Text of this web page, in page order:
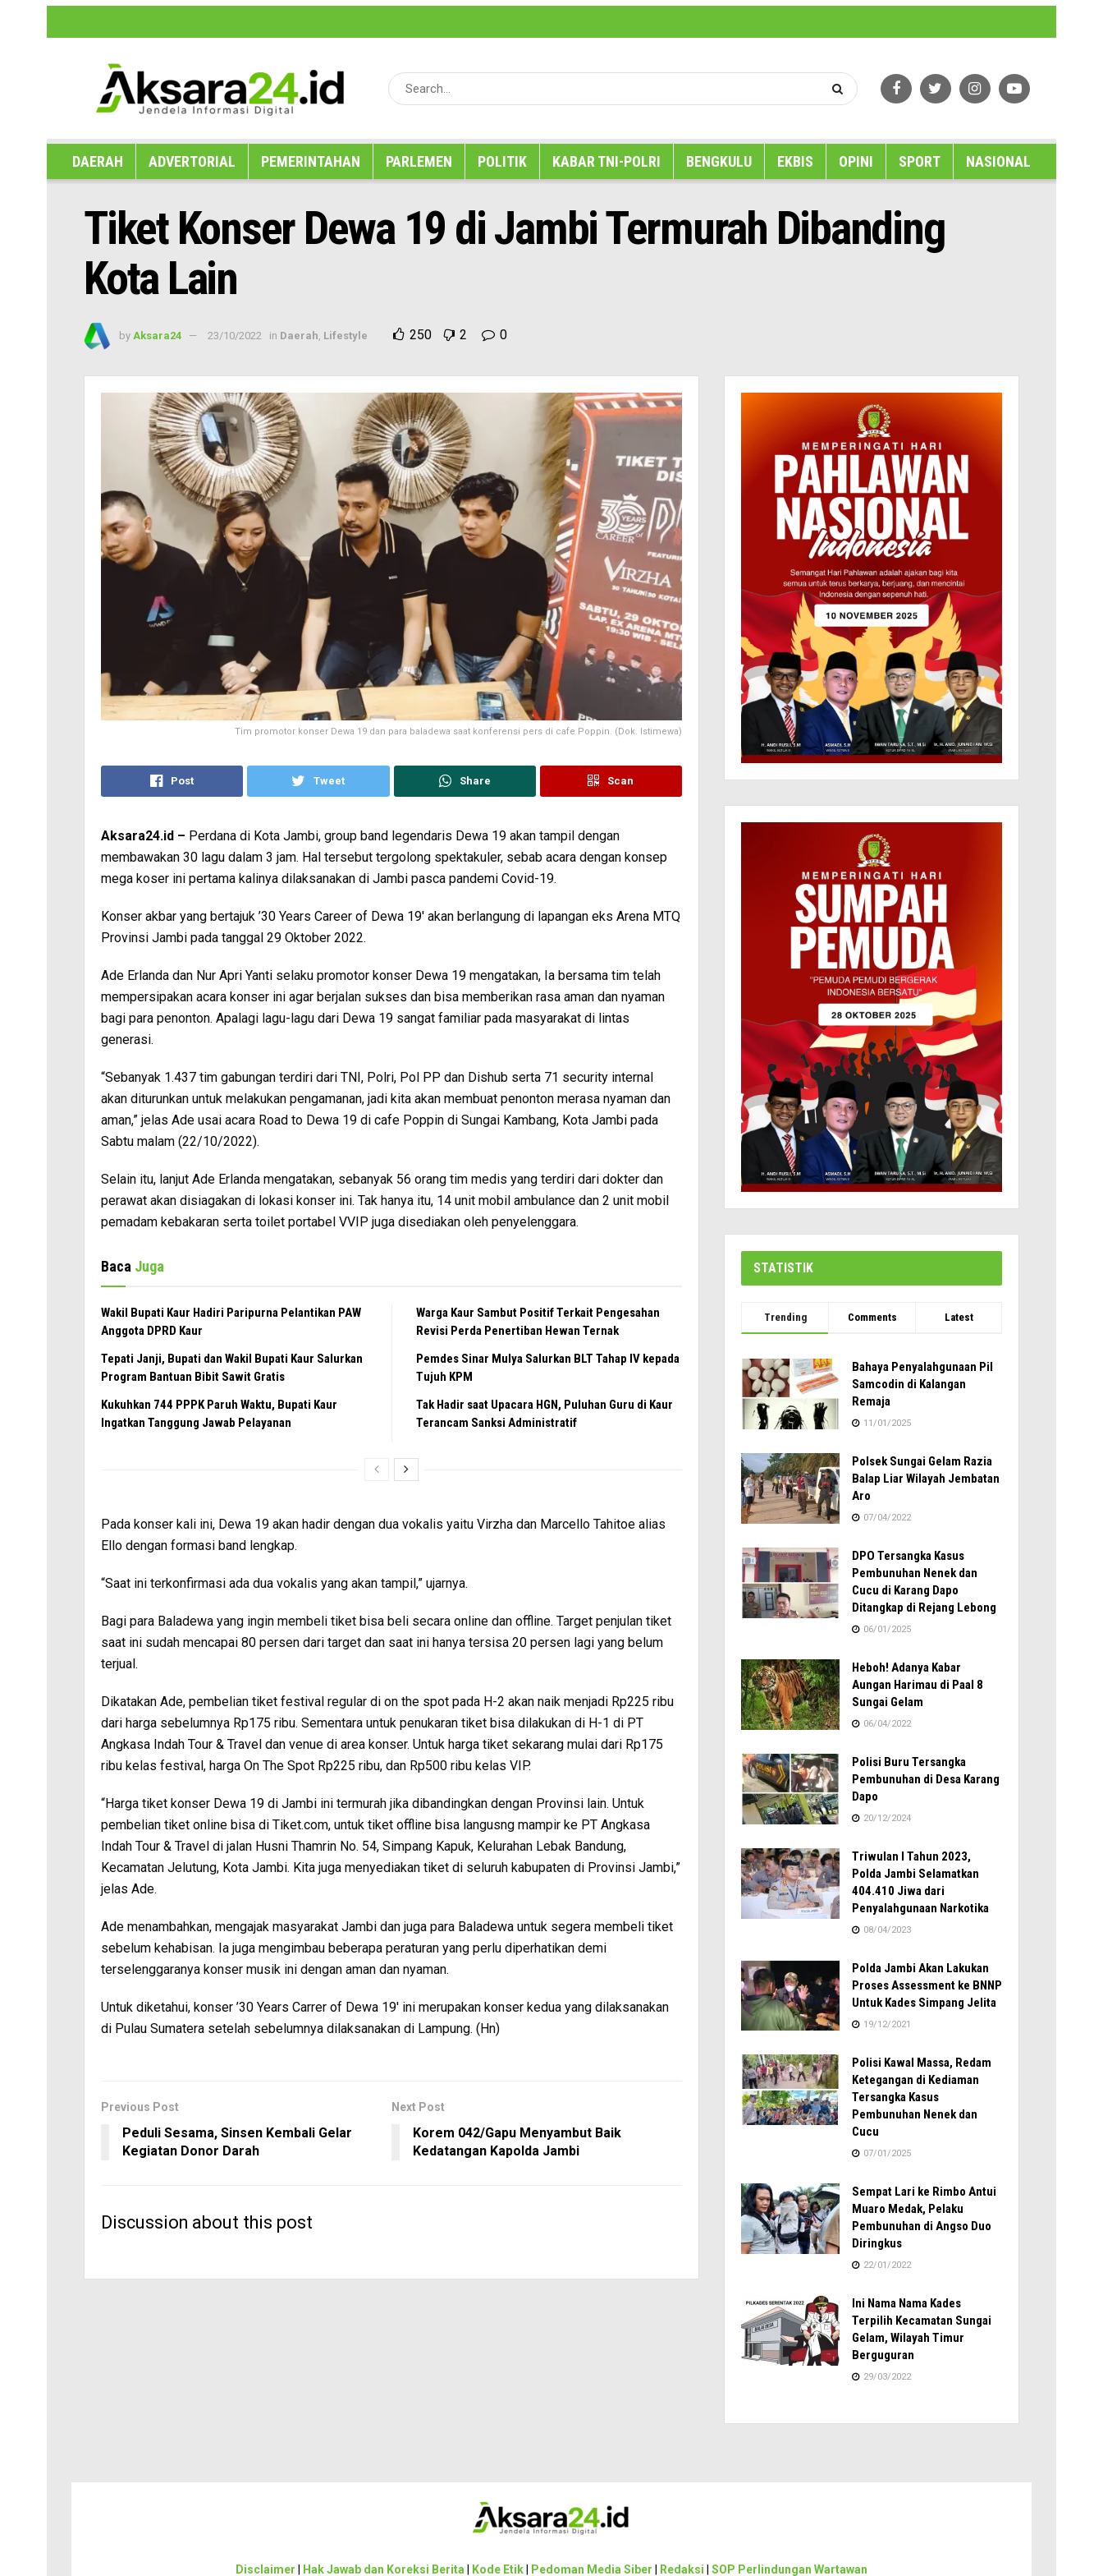
DAERAH ADVERTORIAL PEMERINTAHAN PARLEMEN POLITIK KABAR TNI-POLRI BENGKULU EKBIS OPINI SPORT NASIONAL
Tiket Konser Dewa 19 di Jambi Termurah Dibanding
Kota Lain
by Aksara24 23/10/2022 in Daerah, Lifestyle 250 2 0
Tim promotor konser Dewa 19 dan para baladewa saat konferensi pers di cafe Poppin. (Dok. Istimewa)
Post Tweet Share Scan
Aksara24.id – Perdana di Kota Jambi, group band legendaris Dewa 19 akan tampil dengan
membawakan 30 lagu dalam 3 jam. Hal tersebut tergolong spektakuler, sebab acara dengan konsep
mega koser ini pertama kalinya dilaksanakan di Jambi pasca pandemi Covid-19.
Konser akbar yang bertajuk ’30 Years Career of Dewa 19′ akan berlangung di lapangan eks Arena MTQ
Provinsi Jambi pada tanggal 29 Oktober 2022.
Ade Erlanda dan Nur Apri Yanti selaku promotor konser Dewa 19 mengatakan, Ia bersama tim telah
mempersipakan acara konser ini agar berjalan sukses dan bisa memberikan rasa aman dan nyaman
bagi para penonton. Apalagi lagu-lagu dari Dewa 19 sangat familiar pada masyarakat di lintas
generasi.
“Sebanyak 1.437 tim gabungan terdiri dari TNI, Polri, Pol PP dan Dishub serta 71 security internal
akan diturunkan untuk melakukan pengamanan, jadi kita akan membuat penonton merasa nyaman dan
aman,” jelas Ade usai acara Road to Dewa 19 di cafe Poppin di Sungai Kambang, Kota Jambi pada
Sabtu malam (22/10/2022).
Selain itu, lanjut Ade Erlanda mengatakan, sebanyak 56 orang tim medis yang terdiri dari dokter dan
perawat akan disiagakan di lokasi konser ini. Tak hanya itu, 14 unit mobil ambulance dan 2 unit mobil
pemadam kebakaran serta toilet portabel VVIP juga disediakan oleh penyelenggara.
Baca Juga
Wakil Bupati Kaur Hadiri Paripurna Pelantikan PAW
Anggota DPRD Kaur
Tepati Janji, Bupati dan Wakil Bupati Kaur Salurkan
Program Bantuan Bibit Sawit Gratis
Kukuhkan 744 PPPK Paruh Waktu, Bupati Kaur
Ingatkan Tanggung Jawab Pelayanan
Warga Kaur Sambut Positif Terkait Pengesahan
Revisi Perda Penertiban Hewan Ternak
Pemdes Sinar Mulya Salurkan BLT Tahap IV kepada
Tujuh KPM
Tak Hadir saat Upacara HGN, Puluhan Guru di Kaur
Terancam Sanksi Administratif
Pada konser kali ini, Dewa 19 akan hadir dengan dua vokalis yaitu Virzha dan Marcello Tahitoe alias
Ello dengan formasi band lengkap.
“Saat ini terkonfirmasi ada dua vokalis yang akan tampil,” ujarnya.
Bagi para Baladewa yang ingin membeli tiket bisa beli secara online dan offline. Target penjulan tiket
saat ini sudah mencapai 80 persen dari target dan saat ini hanya tersisa 20 persen lagi yang belum
terjual.
Dikatakan Ade, pembelian tiket festival regular di on the spot pada H-2 akan naik menjadi Rp225 ribu
dari harga sebelumnya Rp175 ribu. Sementara untuk penukaran tiket bisa dilakukan di H-1 di PT
Angkasa Indah Tour & Travel dan venue di area konser. Untuk harga tiket sekarang mulai dari Rp175
ribu kelas festival, harga On The Spot Rp225 ribu, dan Rp500 ribu kelas VIP.
“Harga tiket konser Dewa 19 di Jambi ini termurah jika dibandingkan dengan Provinsi lain. Untuk
pembelian tiket online bisa di Tiket.com, untuk tiket offline bisa langusng mampir ke PT Angkasa
Indah Tour & Travel di jalan Husni Thamrin No. 54, Simpang Kapuk, Kelurahan Lebak Bandung,
Kecamatan Jelutung, Kota Jambi. Kita juga menyediakan tiket di seluruh kabupaten di Provinsi Jambi,”
jelas Ade.
Ade menambahkan, mengajak masyarakat Jambi dan juga para Baladewa untuk segera membeli tiket
sebelum kehabisan. Ia juga mengimbau beberapa peraturan yang perlu diperhatikan demi
terselenggaranya konser musik ini dengan aman dan nyaman.
Untuk diketahui, konser ’30 Years Carrer of Dewa 19′ ini merupakan konser kedua yang dilaksanakan
di Pulau Sumatera setelah sebelumnya dilaksanakan di Lampung. (Hn)
Previous Post
Peduli Sesama, Sinsen Kembali Gelar
Kegiatan Donor Darah
Next Post
Korem 042/Gapu Menyambut Baik
Kedatangan Kapolda Jambi
Discussion about this post
STATISTIK
Trending Comments Latest
Bahaya Penyalahgunaan Pil
Samcodin di Kalangan
Remaja
11/01/2025
Polsek Sungai Gelam Razia
Balap Liar Wilayah Jembatan
Aro
07/04/2022
DPO Tersangka Kasus
Pembunuhan Nenek dan
Cucu di Karang Dapo
Ditangkap di Rejang Lebong
06/01/2025
Heboh! Adanya Kabar
Aungan Harimau di Paal 8
Sungai Gelam
06/04/2022
Polisi Buru Tersangka
Pembunuhan di Desa Karang
Dapo
20/12/2024
Triwulan I Tahun 2023,
Polda Jambi Selamatkan
404.410 Jiwa dari
Penyalahgunaan Narkotika
08/04/2023
Polda Jambi Akan Lakukan
Proses Assessment ke BNNP
Untuk Kades Simpang Jelita
19/12/2021
Polisi Kawal Massa, Redam
Ketegangan di Kediaman
Tersangka Kasus
Pembunuhan Nenek dan
Cucu
07/01/2025
Sempat Lari ke Rimbo Antui
Muaro Medak, Pelaku
Pembunuhan di Angso Duo
Diringkus
22/01/2022
Ini Nama Nama Kades
Terpilih Kecamatan Sungai
Gelam, Wilayah Timur
Berguguran
29/03/2022
Disclaimer Hak Jawab dan Koreksi Berita Kode Etik Pedoman Media Siber Redaksi SOP Perlindungan Wartawan